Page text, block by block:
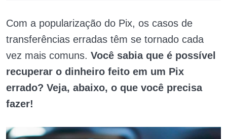
Com a popularização do Pix, os casos de
transferências erradas têm se tornado cada
vez mais comuns. Você sabia que é possível
recuperar o dinheiro feito em um Pix
errado? Veja, abaixo, o que você precisa
fazer!